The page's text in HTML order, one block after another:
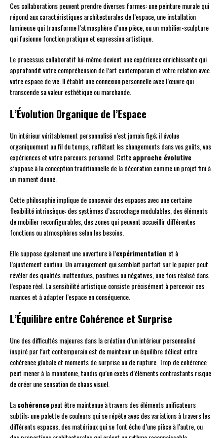
Ces collaborations peuvent prendre diverses formes: une peinture murale qui
répond aux caractéristiques architecturales de l’espace, une installation
lumineuse qui transforme l’atmosphère d’une pièce, ou un mobilier-sculpture
qui fusionne fonction pratique et expression artistique.
Le processus collaboratif lui-même devient une expérience enrichissante qui
approfondit votre compréhension de l’art contemporain et votre relation avec
votre espace de vie. Il établit une connexion personnelle avec l’œuvre qui
transcende sa valeur esthétique ou marchande.
L’Évolution Organique de l’Espace
Un intérieur véritablement personnalisé n’est jamais figé; il évolue
organiquement au fil du temps, reflétant les changements dans vos goûts, vos
expériences et votre parcours personnel. Cetteapproche évolutive
s’oppose à la conception traditionnelle de la décoration comme un projet fini à
un moment donné.
Cette philosophie implique de concevoir des espaces avec une certaine
flexibilité intrinsèque: des systèmes d’accrochage modulables, des éléments
de mobilier reconfigurables, des zones qui peuvent accueillir différentes
fonctions ou atmosphères selon les besoins.
Elle suppose également une ouverture à l’expérimentation et à
l’ajustement continu. Un arrangement qui semblait parfait sur le papier peut
révéler des qualités inattendues, positives ou négatives, une fois réalisé dans
l’espace réel. La sensibilité artistique consiste précisément à percevoir ces
nuances et à adapter l’espace en conséquence.
L’Équilibre entre Cohérence et Surprise
Une des difficultés majeures dans la création d’un intérieur personnalisé
inspiré par l’art contemporain est de maintenir un équilibre délicat entre
cohérence globale et moments de surprise ou de rupture. Trop de cohérence
peut mener à la monotonie, tandis qu’un excès d’éléments contrastants risque
de créer une sensation de chaos visuel.
Lacohérencepeut être maintenue à travers des éléments unificateurs
subtils: une palette de couleurs qui se répète avec des variations à travers les
différents espaces, des matériaux qui se font écho d’une pièce à l’autre, ou